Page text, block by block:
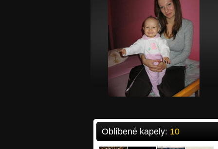
Oblíbené kapely: 10